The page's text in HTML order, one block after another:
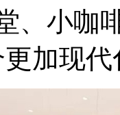
、小咖
加现